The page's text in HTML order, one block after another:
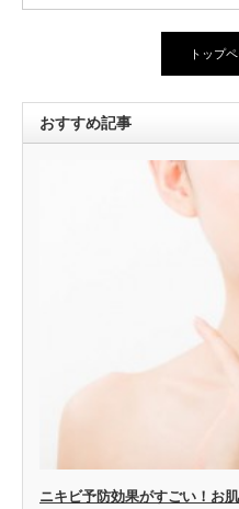
トップ
おすすめ記事
ニキビ予防効果がすごい！お